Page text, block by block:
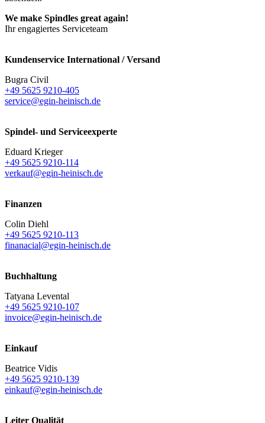
We make Spindles great again!
Ihr engagiertes Serviceteam
Kundenservice International / Versand
Bugra Civil
+49 5625 9210-405
service@egin-heinisch.de
Spindel- und Serviceexperte
Eduard Krieger
+49 5625 9210-114
verkauf@egin-heinisch.de
Finanzen
Colin Diehl
+49 5625 9210-113
finanacial@egin-heinisch.de
Buchhaltung
Tatyana Levental
+49 5625 9210-107
invoice@egin-heinisch.de
Einkauf
Beatrice Vidis
+49 5625 9210-139
einkauf@egin-heinisch.de
Leiter Qualität